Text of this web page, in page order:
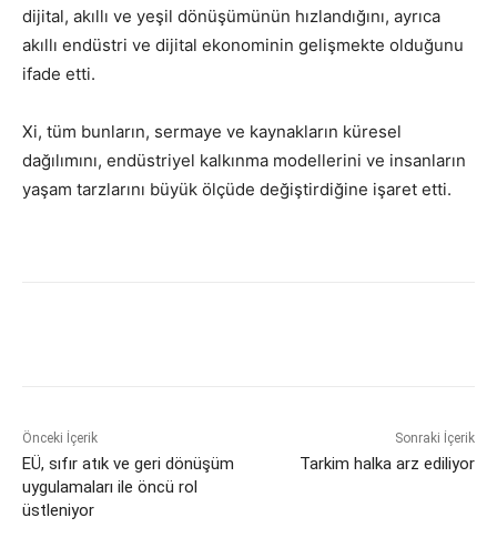
dijital, akıllı ve yeşil dönüşümünün hızlandığını, ayrıca
akıllı endüstri ve dijital ekonominin gelişmekte olduğunu
ifade etti.
Xi, tüm bunların, sermaye ve kaynakların küresel
dağılımını, endüstriyel kalkınma modellerini ve insanların
yaşam tarzlarını büyük ölçüde değiştirdiğine işaret etti.
Önceki İçerik
EÜ, sıfır atık ve geri dönüşüm
uygulamaları ile öncü rol
üstleniyor
Sonraki İçerik
Tarkim halka arz ediliyor